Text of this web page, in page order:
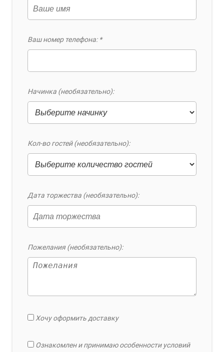
Ваш номер телефона: *
Начинка (необязательно):
Кол-во гостей (необязательно):
Дата торжества (необязательно):
Пожелания (необязательно):
Хочу оформить доставку
Ознакомлен и принимаю особенности условий